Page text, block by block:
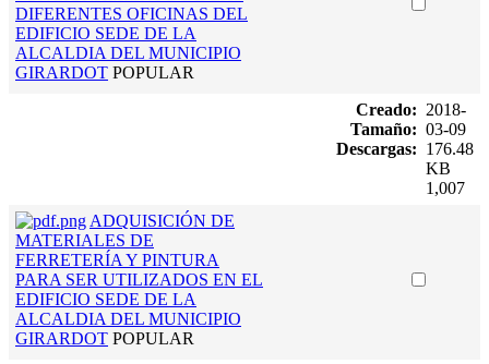
DIFERENTES OFICINAS DEL
EDIFICIO SEDE DE LA
ALCALDIA DEL MUNICIPIO
GIRARDOT POPULAR
Creado:
Tamaño:
Descargas:
2018-
03-09
176.48
KB
1,007
ADQUISICIÓN DE
MATERIALES DE
FERRETERÍA Y PINTURA
PARA SER UTILIZADOS EN EL
EDIFICIO SEDE DE LA
ALCALDIA DEL MUNICIPIO
GIRARDOT POPULAR